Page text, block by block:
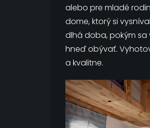
alebo pre mladé
dome, ktorý si
dlhá doba, pokým
hneď obývať.
a kvalitne.